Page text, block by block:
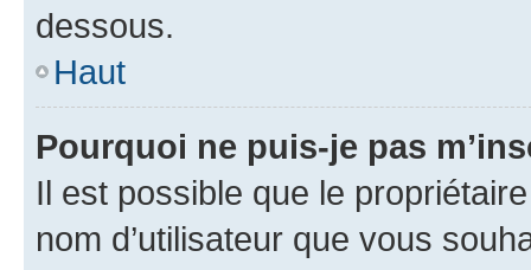
dessous.
Haut
Pourquoi ne puis-je pas
Il est possible que le
nom d’utilisateur que vous